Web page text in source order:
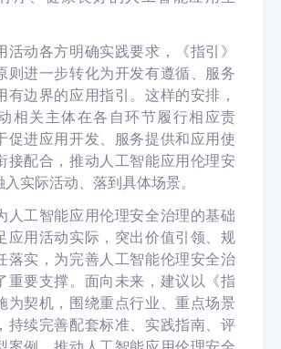
活动各方明确实践要求，《指引》
则进一步转化为开发有遵循、服务
有边界的应用指引。这样的安排，
相关主体在各自环节履行相应责
促进应用开发、服务提供和应用使
接配合，推动人工智能应用伦理安
实际活动、落到具体场景。
人工智能应用伦理安全治理的基础
应用活动实际，突出价值引领、规
落实，为完善人工智能伦理安全治
重要支撑。面向未来， 建议 以《指
为契机，围绕重点行业、重点场景
持续完善配套标准、实践指南、评